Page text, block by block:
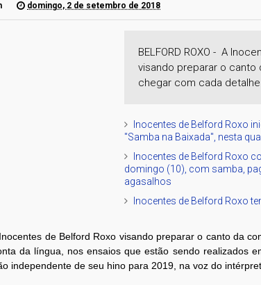
domingo, 2 de setembro de 2018
BELFORD ROXO - A
visando preparar o canto
chegar com cada
Inocentes de Belford Roxo
"Samba na Baixada", nesta
Inocentes de Belford Roxo
domingo (10), com samba,
agasalhos
Inocentes de Belford Roxo
de Belford Roxo visando preparar o canto da
da língua, nos ensaios que estão sendo realizados
independente de seu hino para 2019, na voz do